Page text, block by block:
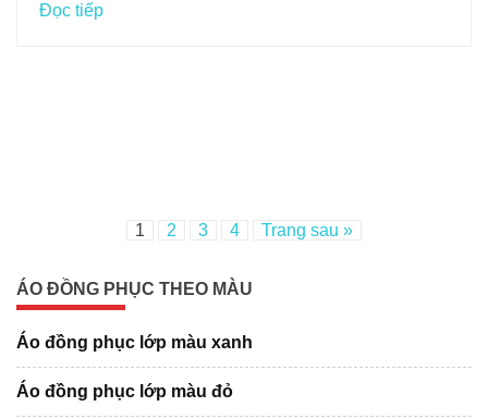
Đọc tiếp
1 2 3 4 Trang sau »
ÁO ĐỒNG PHỤC THEO MÀU
Áo đồng phục lớp màu xanh
Áo đồng phục lớp màu đỏ